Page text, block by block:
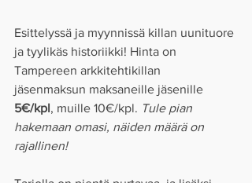
Esittelyssä ja myynnissä killan uunituore
ja tyylikäs historiikki! Hinta on
Tampereen arkkitehtikillan
jäsenmaksun maksaneille jäsenille
5€/kpl, muille 10€/kpl. Tule pian
hakemaan omasi, näiden määrä on
rajallinen!